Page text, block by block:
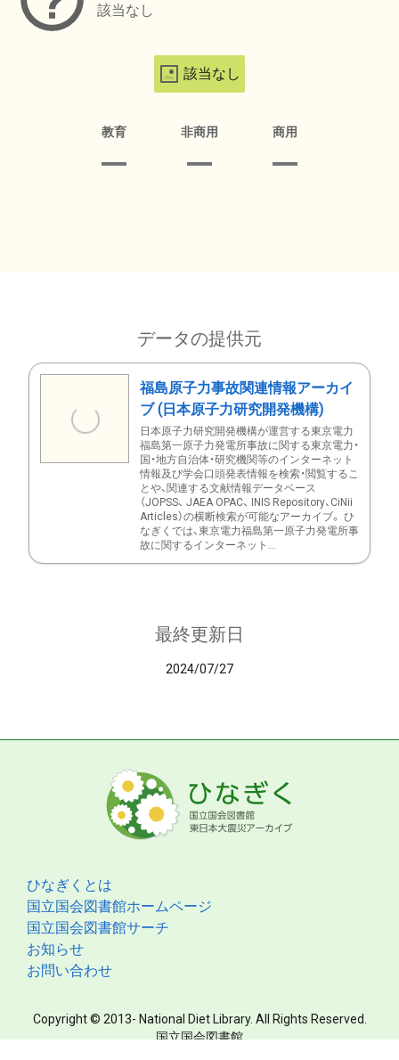
該当なし
該当なし
教育 非商用 商用
データの提供元
福島原子力事故関連情報アーカイ
ブ (日本原子力研究開発機構)
日本原子力研究開発機構が運営する東京電力
福島第一原子力発電所事故に関する東京電力・
国・地方自治体・研究機関等のインターネット
情報及び学会口頭発表情報を検索・閲覧するこ
とや、関連する文献情報データベース
（JOPSS、 JAEA OPAC、 INIS Repository、CiNii
Articles）の横断検索が可能なアーカイブ。 ひ
なぎくでは、東京電力福島第一原子力発電所事
故に関するインターネット...
最終更新日
2024/07/27
ひなぎくとは
国立国会図書館ホームページ
国立国会図書館サーチ
お知らせ
お問い合わせ
Copyright © 2013- National Diet Library. All Rights Reserved.